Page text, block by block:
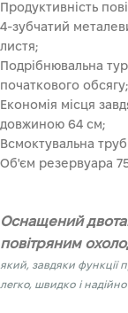
Продуктивність
4-зубчатий
листя;
Подрібнювальна
початкового обсягу;
Економія місця
довжиною 64 см;
Всмоктувальна
Об'єм резервуара
Оснащений
повітряним
який, завдяки функції
легко, швидко і надійно